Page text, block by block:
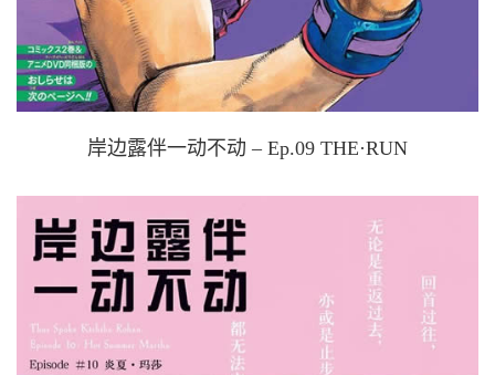
岸边露伴一动不动 – Ep.09 THE·RUN